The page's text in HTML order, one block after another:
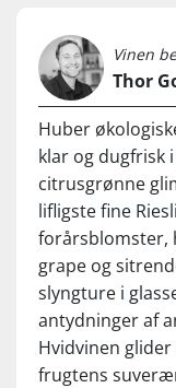
Østrig,
Hvidvin –
Normalpris:
Supervin
Vinen
Thor
Huber
klar og dugfrisk
citrusgrønne
lifligste fine
forårsblomster,
grape og
slyngture i
antydninger af
Hvidvinen
frugtens